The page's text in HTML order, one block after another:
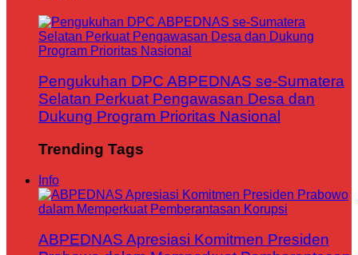
Pengukuhan DPC ABPEDNAS se-Sumatera
Selatan Perkuat Pengawasan Desa dan
Dukung Program Prioritas Nasional
Trending Tags
Info
ABPEDNAS Apresiasi Komitmen Presiden